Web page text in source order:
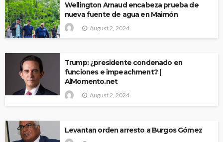
Wellington Arnaud encabeza prueba de
nueva fuente de agua en Maimón
August 2, 2024
Trump: ¿presidente condenado en
funciones e impeachment? |
AlMomento.net
August 2, 2024
Levantan orden arresto a Burgos Gómez